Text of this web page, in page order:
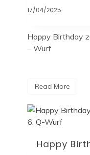
17/04/2025
Happy Birthday
– Wurf
Read More
Happy